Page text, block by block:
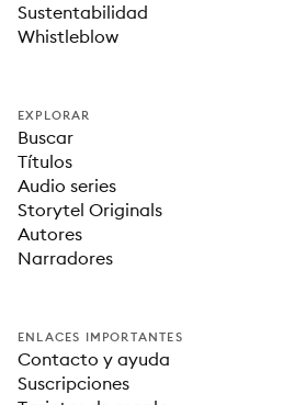
Sustentabilidad
Whistleblow
EXPLORAR
Buscar
Títulos
Audio series
Storytel Originals
Autores
Narradores
ENLACES IMPORTANTES
Contacto y ayuda
Suscripciones